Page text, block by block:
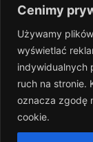
Cenimy
Używamy
wyświetlać
indywidualnych
ruch na stronie.
oznacza zgodę
cookie.
Zapisz moje
przeglądarce na